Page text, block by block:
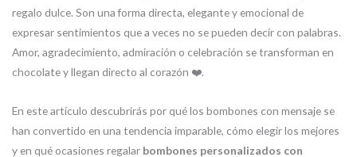
regalo dulce. Son una forma directa, elegante y emocional de
expresar sentimientos que a veces no se pueden decir con palabras.
Amor, agradecimiento, admiración o celebración se transforman en
chocolate y llegan directo al corazón ❤️.
En este artículo descubrirás por qué los bombones con mensaje se
han convertido en una tendencia imparable, cómo elegir los mejores
y en qué ocasiones regalar bombones personalizados con